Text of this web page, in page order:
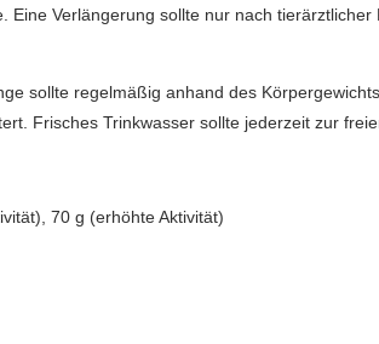
Eine Verlängerung sollte nur nach tierärztlicher
sollte regelmäßig anhand des
Frisches Trinkwasser sollte jederzeit zur
70 g (erhöhte Aktivität)